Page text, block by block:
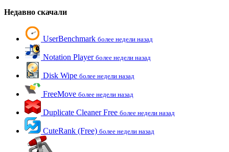
Недавно скачали
UserBenchmark более недели назад
Notation Player более недели назад
Disk Wipe более недели назад
FreeMove более недели назад
Duplicate Cleaner Free более недели назад
CuteRank (Free) более недели назад